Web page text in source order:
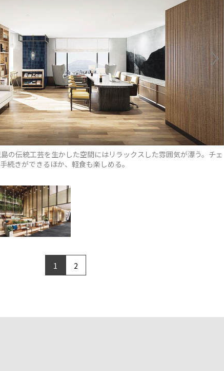
の伝統工芸を生かした空間にはリラックスした雰囲気が漂う。チェ
続きができるほか、軽食も楽しめる。
1 2